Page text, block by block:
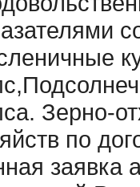
Зерно-
по
заявка